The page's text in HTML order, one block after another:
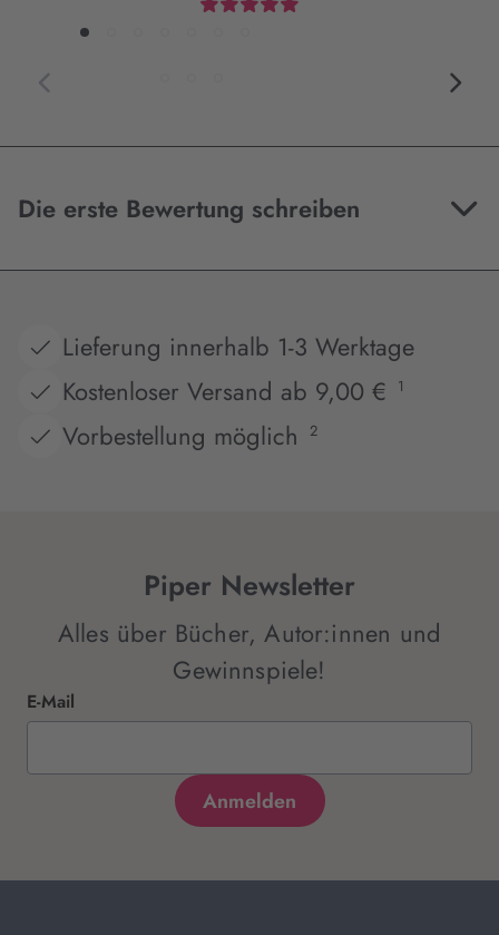
Die erste Bewertung schreiben
Lieferung innerhalb 1-3 Werktage
Kostenloser Versand ab 9,00 €
1
Vorbestellung möglich 2
Piper Newsletter
Alles über Bücher, Autor:innen und
Gewinnspiele!
E-Mail